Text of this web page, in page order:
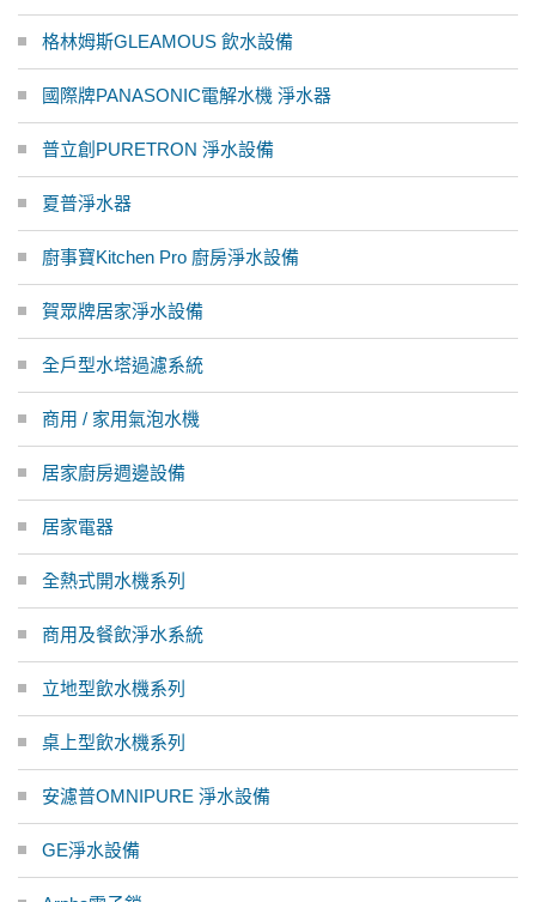
格林姆斯GLEAMOUS 飲水設備
國際牌PANASONIC電解水機 淨水器
普立創PURETRON 淨水設備
夏普淨水器
廚事寶Kitchen Pro 廚房淨水設備
賀眾牌居家淨水設備
全戶型水塔過濾系統
商用 / 家用氣泡水機
居家廚房週邊設備
居家電器
全熱式開水機系列
商用及餐飲淨水系統
立地型飲水機系列
桌上型飲水機系列
安濾普OMNIPURE 淨水設備
GE淨水設備